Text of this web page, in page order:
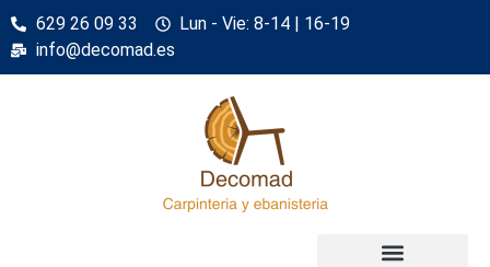
629 26 09 33
Lun - Vie: 8-14 | 16-19
info@decomad.es